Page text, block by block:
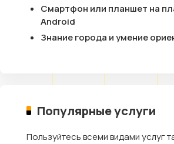
Смартфон или планшет на
Android
Знание города и умение
Популярные услуги
Пользуйтесь всеми видами услуг